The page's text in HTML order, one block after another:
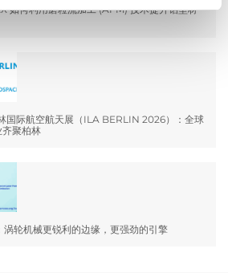
如何利用磨粒流加工 (AFM) 技术提升铝型材
国际航空航天展（ILA BERLIN 2026）：全球
聚柏林
轮机械更锐利的边缘，更强劲的引擎